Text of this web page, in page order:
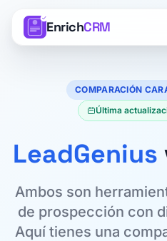
EnrichCRM
COMPARACIÓN
Última
LeadGenius
Ambos son
de prospección con
Aquí tienes una